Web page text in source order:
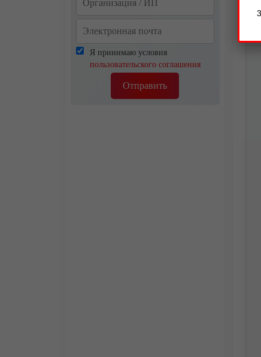
Я принимаю условия
пользовательского соглашения
Отправить